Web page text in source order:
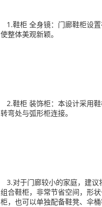
1.鞋柜 全身镜：门廊鞋柜设
使整体美观新颖。
2.鞋柜 装饰柜：本设计采用
转弯处与弧形柜连接。
3.对于门廊较小的家庭，建议
组合鞋柜，非常节省空间，形
柜，也可以单独配备鞋凳、伞桶